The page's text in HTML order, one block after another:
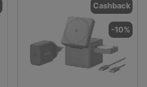
Cashback
-10%